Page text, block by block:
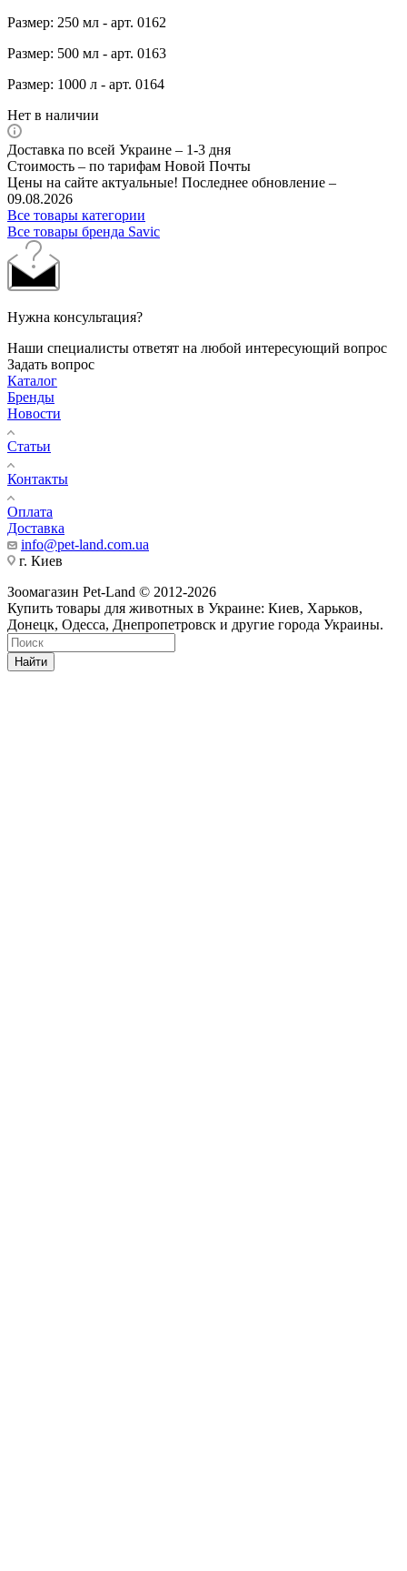
Размер: 250 мл - арт. 0162
Размер: 500 мл - арт. 0163
Размер: 1000 л - арт. 0164
Нет в наличии
Доставка по всей Украине – 1-3 дня
Стоимость – по тарифам Новой Почты
Цены на сайте актуальные! Последнее обновление –
09.08.2026
Все товары категории
Все товары бренда Savic
Нужна консультация?
Наши специалисты ответят на любой интересующий вопрос
Задать вопрос
Каталог
Бренды
Новости
Статьи
Контакты
Оплата
Доставка
info@pet-land.com.ua
г. Киев
Зоомагазин Pet-Land © 2012-2026
Купить товары для животных в Украине: Киев, Харьков,
Донецк, Одесса, Днепропетровск и другие города Украины.
Найти